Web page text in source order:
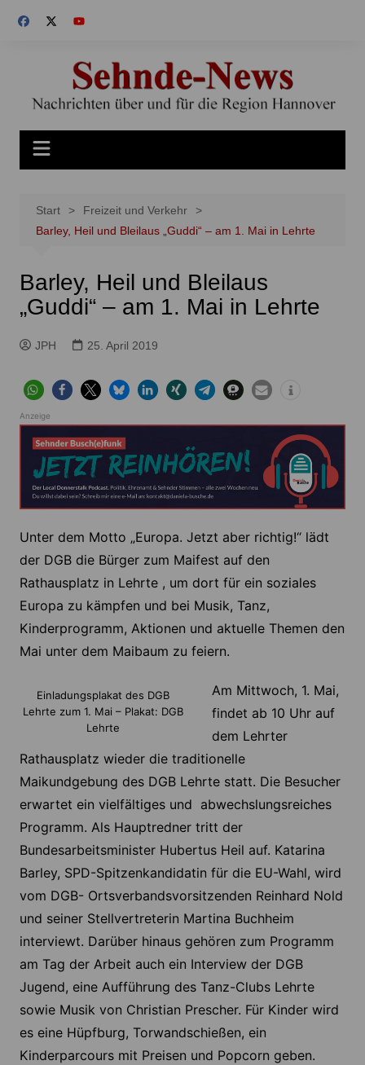
Inhalt
Start
Freizeit und Verkehr
Barley, Heil und Bleilaus „Guddi“ – am 1. Mai in Lehrte
Barley, Heil und Bleilaus
„Guddi“ – am 1. Mai in Lehrte
JPH 25. April 2019
Anzeige
Unter dem Motto „Europa. Jetzt aber richtig!“ lädt
der DGB die Bürger zum Maifest auf den
Rathausplatz in Lehrte , um dort für ein soziales
Europa zu kämpfen und bei Musik, Tanz,
Kinderprogramm, Aktionen und aktuelle Themen den
Mai unter dem Maibaum zu feiern.
Einladungsplakat des DGB
Lehrte zum 1. Mai – Plakat: DGB
Lehrte
Am Mittwoch, 1. Mai,
findet ab 10 Uhr auf
dem Lehrter
Rathausplatz wieder die traditionelle
Maikundgebung des DGB Lehrte statt. Die Besucher
erwartet ein vielfältiges und abwechslungsreiches
Programm. Als Hauptredner tritt der
Bundesarbeitsminister Hubertus Heil auf. Katarina
Barley, SPD-Spitzenkandidatin für die EU-Wahl, wird
vom DGB- Ortsverbandsvorsitzenden Reinhard Nold
und seiner Stellvertreterin Martina Buchheim
interviewt. Darüber hinaus gehören zum Programm
am Tag der Arbeit auch ein Interview der DGB
Jugend, eine Aufführung des Tanz-Clubs Lehrte
sowie Musik von Christian Prescher. Für Kinder wird
es eine Hüpfburg, Torwandschießen, ein
Kinderparcours mit Preisen und Popcorn geben.